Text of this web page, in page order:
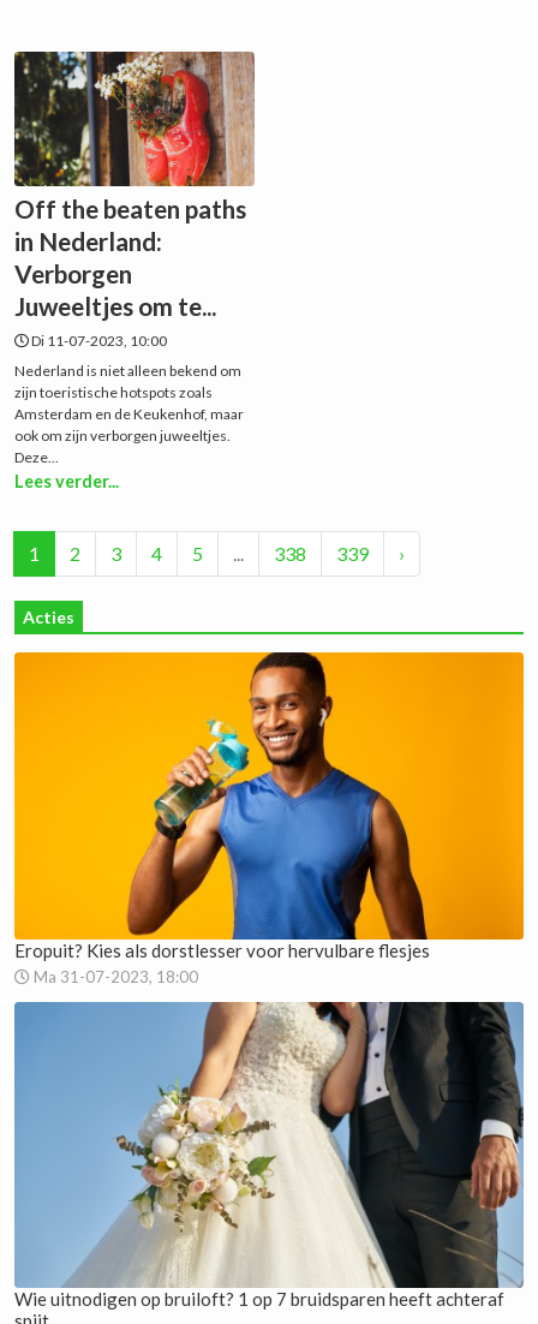
Off the beaten paths
in Nederland:
Verborgen
Juweeltjes om te...
Di 11-07-2023, 10:00
Nederland is niet alleen bekend om
zijn toeristische hotspots zoals
Amsterdam en de Keukenhof, maar
ook om zijn verborgen juweeltjes.
Deze...
Lees verder...
1 2 3 4 5 ... 338 339 ›
Acties
Eropuit? Kies als dorstlesser voor hervulbare flesjes
Ma 31-07-2023, 18:00
Wie uitnodigen op bruiloft? 1 op 7 bruidsparen heeft achteraf